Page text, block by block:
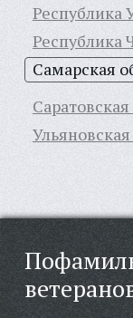
Республика
Республика
Самарская